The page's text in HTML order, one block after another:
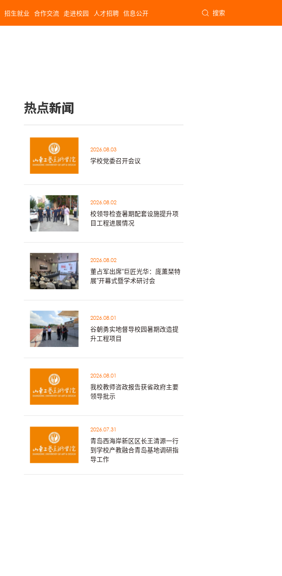
招生就业 合作交流 走进校园 人才招聘 信息公开 搜索
热点新闻
2026.08.03
学校党委召开会议
2026.08.02
校领导检查暑期配套设施提升项
目工程进展情况
2026.08.02
董占军出席“巨匠光华：庞薰琹特
展”开幕式暨学术研讨会
2026.08.01
谷朝勇实地督导校园暑期改造提
升工程项目
2026.08.01
我校教师咨政报告获省政府主要
领导批示
2026.07.31
青岛西海岸新区区长王清源一行
到学校产教融合青岛基地调研指
导工作